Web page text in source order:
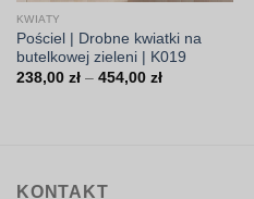
KWIATY
Pościel | Drobne kwiatki na
butelkowej zieleni | K019
238,00 zł – 454,00 złZakres
KONTAKT